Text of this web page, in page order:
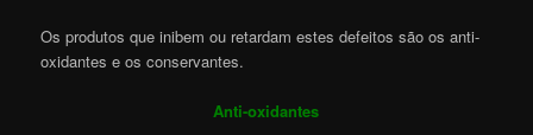
Os produtos que inibem ou retardam estes defeitos são os anti-
oxidantes e os conservantes.
Anti-oxidantes